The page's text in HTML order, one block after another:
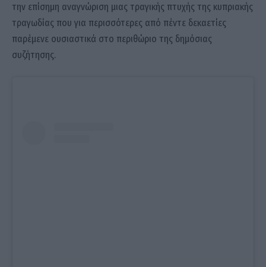
την επίσημη αναγνώριση μιας τραγικής πτυχής της κυπριακής
τραγωδίας που για περισσότερες από πέντε δεκαετίες
παρέμενε ουσιαστικά στο περιθώριο της δημόσιας
συζήτησης.